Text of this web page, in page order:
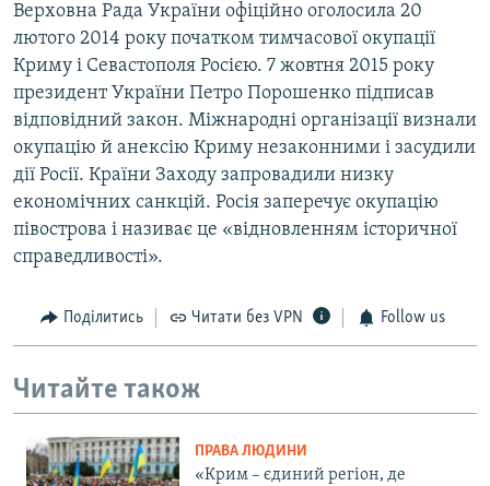
Верховна Рада України офіційно оголосила 20
лютого 2014 року початком тимчасової окупації
Криму і Севастополя Росією. 7 жовтня 2015 року
президент України Петро Порошенко підписав
відповідний закон. Міжнародні організації визнали
окупацію й анексію Криму незаконними і засудили
дії Росії. Країни Заходу запровадили низку
економічних санкцій. Росія заперечує окупацію
півострова і називає це «відновленням історичної
справедливості».
Поділитись Читати без VPN Follow us
Читайте також
ПРАВА ЛЮДИНИ
«Крим – єдиний регіон, де